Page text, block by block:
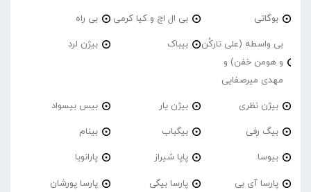
بوگاتی بی ال اچ و کیا کرمی بی راه
بی واسطه (علی تارکُن
و هومن خفن) و
مهدی میرصفایی
بیباک بیژن لرد
بیژن نظری بیژن یار بیس بیسواد
بیگ رفی بیگباب بینام
بیوسا پاپا شیراز پارانویا
پارسا آی بی پارسا بیگی پارسا پورشان